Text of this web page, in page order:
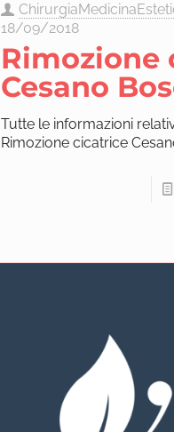
18/09/2018
Rimozione
Cesano
Tutte le informazioni
Rimozione cicatrice